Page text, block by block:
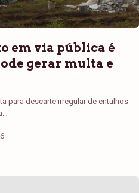
em via pública é
gerar multa e
para descarte irregular de entulhos